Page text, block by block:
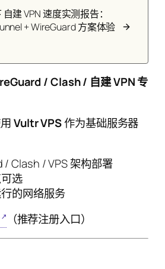
建 VPN 速度实测报告：
+ WireGuard 方案体验
/ Clash / 自建 VPN 专
Vultr VPS作为基础服务器
Clash / VPS 架构部署
选
的网络服务
（推荐注册入口）